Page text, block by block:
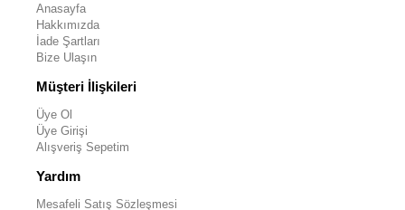
Anasayfa
Hakkımızda
İade Şartları
Bize Ulaşın
Müşteri İlişkileri
Üye Ol
Üye Girişi
Alışveriş Sepetim
Yardım
Mesafeli Satış Sözleşmesi